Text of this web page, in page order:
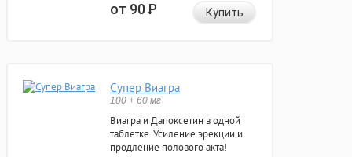
от 90Р Купить
Супер Виагра
100 + 60 мг
Виагра и Дапоксетин в одной
таблетке. Усиление эрекции и
продление полового акта!